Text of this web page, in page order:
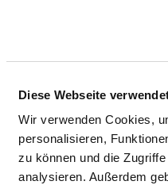
Diese Webseite
Wir verwenden Cookies,
personalisieren,
zu können und die
analysieren. Außerdem
BEZEICHNUNG
Pflegesensitiver Bereich
Station